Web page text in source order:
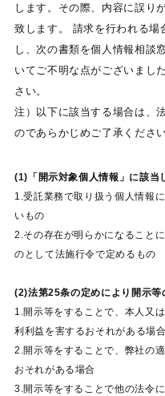
します。その際、内容に誤り
致します。 請求を行われる場
し、次の書類を個人情報相談
いてご不明な点がございまし
さい。
注）以下に該当する場合は、
のであらかじめご了承ください
(1)「開示対象個人情報」に該当
1.受託業務で取り扱う個人情報
いもの
2.その存在が明らかになること
のとして法施行令で定めるもの
(2)法第25条の定めにより開示等
1.開示等をすることで、本人又
利利益を害するおそれがある場合
2.開示等をすることで、弊社の
おそれがある場合
3.開示等をすることで他の法令